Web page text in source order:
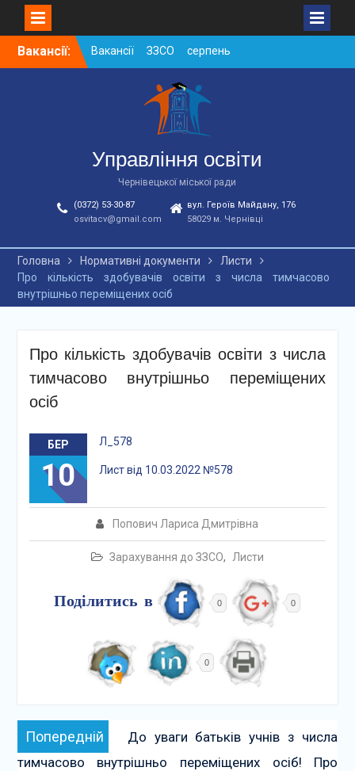
SkipВакансії:
Вакансії ЗЗСО серпень
2026
Вакансії ЗЗСО червень
Вакансії у ЗДО та
дошкільних підрозділах
ЗЗСО станом на
01.08.2026 р.
Управління освіти
Чернівецької міської ради
(0372) 53-30-87
osvitacv@gmail.com
вул. Героїв Майдану, 176
58029 м. Чернівці
Головна Нормативні документи
Листи
Про кількість здобувачів освіти з числа тимчасово
внутрішньо переміщених осіб
Про кількість здобувачів освіти з числа
тимчасово внутрішньо переміщених
осіб
БЕР
10
Попович Лариса Дмитрівна
Зарахування до ЗЗСО, Листи
Л_578
Лист від 10.03.2022 №578
Поділитись в 0 0
0
Навігація
записів
Попередній Попередній:
До уваги батьків учнів з числа
тимчасово внутрішньо переміщених осіб! Про